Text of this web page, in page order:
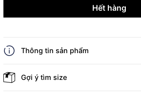
Hết hàng
Thông tin sản phẩm
Gợi ý tìm size